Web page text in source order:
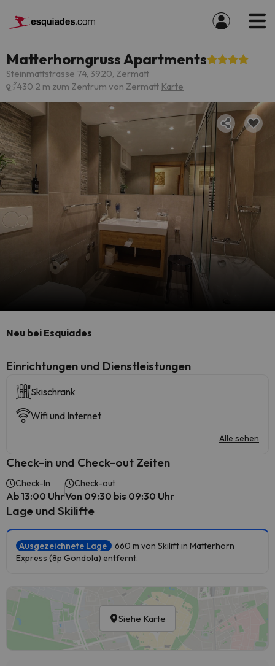
Matterhorngruss Apartments
Steinmattstrasse 74, 3920, Zermatt
430.2 m zum Zentrum von Zermatt Karte
Neu bei Esquiades
​Einrichtungen und Dienstleistungen
Skischrank
Wifi und Internet
Alle sehen
Check-in und Check-out Zeiten
Check-In
Ab 13:00 Uhr
Check-out
Von 09:30 bis 09:30 Uhr
Lage und Skilifte
Ausgezeichnete Lage
660 m von Skilift in Matterhorn
Express (8p Gondola) entfernt.
Siehe Karte